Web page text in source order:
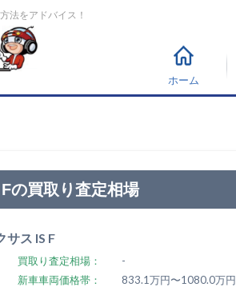
法をアドバイス！
ホーム
の買取り査定相場
サス IS F
買取り査定相場：
-
新車車両価格帯：
833.1万円〜1080.0万円